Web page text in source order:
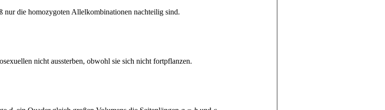
nur die homozygoten Allelkombinationen nachteilig sind.
nicht aussterben, obwohl sie sich nicht fortpflanzen.